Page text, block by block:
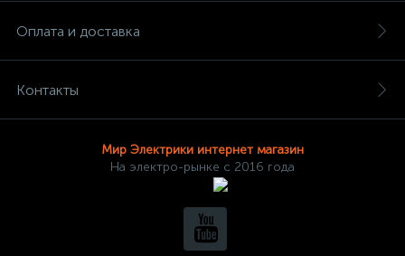
Оплата и доставка
Контакты
Мир Электрики интернет магазин
На электро-рынке с 2016 года